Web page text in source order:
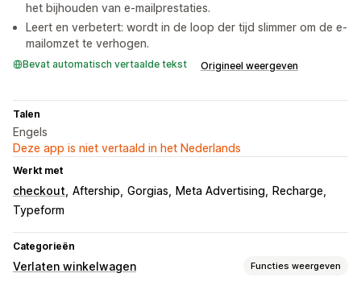
het bijhouden van e-mailprestaties.
Leert en verbetert: wordt in de loop der tijd slimmer om de e-
mailomzet te verhogen.
Bevat automatisch vertaalde tekst Origineel weergeven
Talen
Engels
Deze app is niet vertaald in het Nederlands
Werkt met
checkout Aftership Gorgias Meta Advertising
Recharge
Typeform
Categorieën
Verlaten winkelwagen Functies weergeven